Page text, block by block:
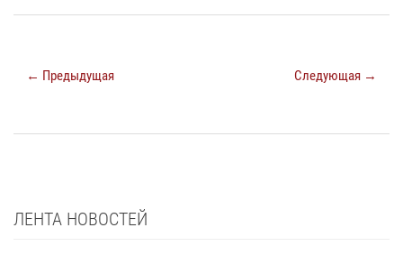
← Предыдущая Следующая →
ЛЕНТА НОВОСТЕЙ